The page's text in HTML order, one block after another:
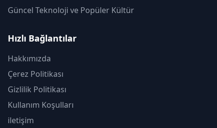
Güncel Teknoloji ve Popüler Kültür
Hızlı Bağlantılar
Hakkımızda
Çerez Politikası
Gizlilik Politikası
Kullanım Koşulları
iletişim